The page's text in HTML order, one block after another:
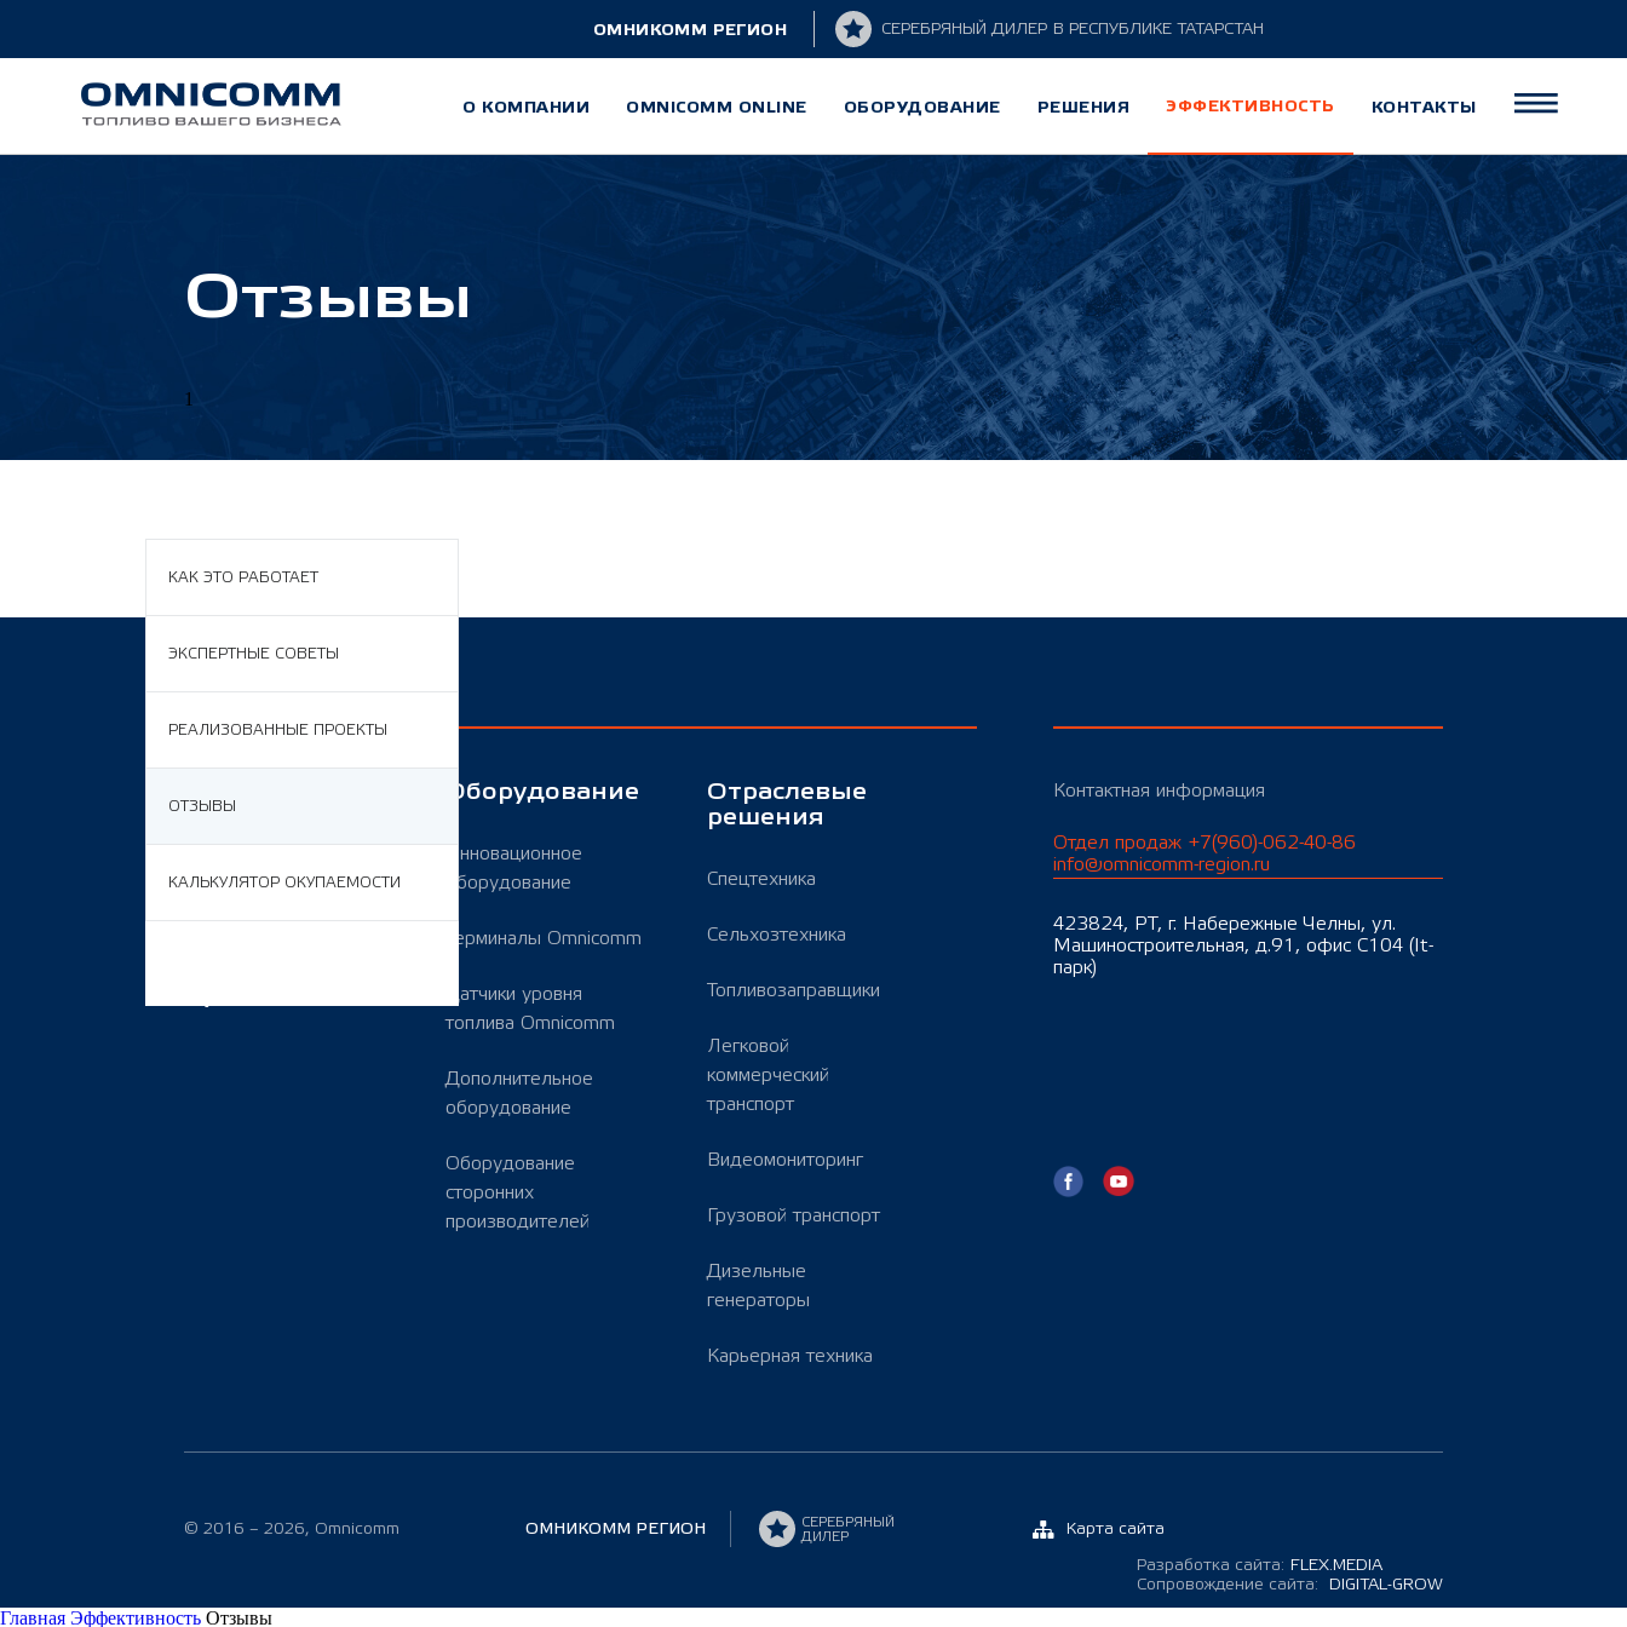
ОМНИКОММ РЕГИОН СЕРЕБРЯНЫЙ ДИЛЕР В РЕСПУБЛИКЕ ТАТАРСТАН
О КОМПАНИИ OMNICOMM ONLINE ОБОРУДОВАНИЕ РЕШЕНИЯ ЭФФЕКТИВНОСТЬ КОНТАКТЫ
Отзывы
1
КАК ЭТО РАБОТАЕТ
ЭКСПЕРТНЫЕ СОВЕТЫ
РЕАЛИЗОВАННЫЕ ПРОЕКТЫ
ОТЗЫВЫ
КАЛЬКУЛЯТОР ОКУПАЕМОСТИ
Omnicomm
online
Оборудование
Инновационное
оборудование
Терминалы Omnicomm
Датчики уровня
топлива Omnicomm
Дополнительное
оборудование
Оборудование
сторонних
производителей
Отраслевые
решения
Спецтехника
Сельхозтехника
Топливозаправщики
Легковой
коммерческий
транспорт
Видеомониторинг
Грузовой транспорт
Дизельные
генераторы
Карьерная техника
Контактная информация
Отдел продаж +7(960)-062-40-86
info@omnicomm-region.ru
423824, РТ, г. Набережные Челны, ул.
Машиностроительная, д.91, офис С104 (It-
парк)
© 2016 – 2026, Omnicomm ОМНИКОММ РЕГИОН
СЕРЕБРЯНЫЙ
ДИЛЕР
Карта сайта
Разработка сайта: FLEX.MEDIA
Сопровождение сайта:
DIGITAL-GROW
Главная Эффективность Отзывы